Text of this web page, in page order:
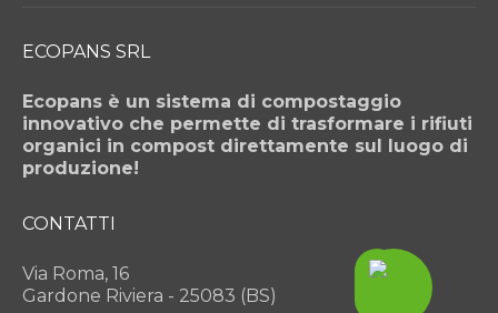
ECOPANS SRL
Ecopans è un sistema di compostaggio
innovativo che permette di trasformare i rifiuti
organici in compost direttamente sul luogo di
produzione!
CONTATTI
Via Roma, 16
Gardone Riviera - 25083 (BS)